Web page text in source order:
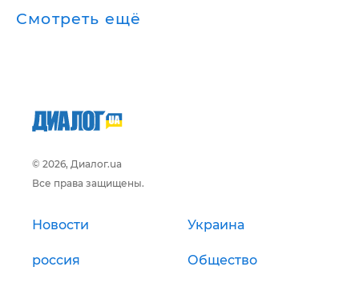
Смотреть ещё
© 2026, Диалог.ua
Все права защищены.
Новости Украина
россия Общество